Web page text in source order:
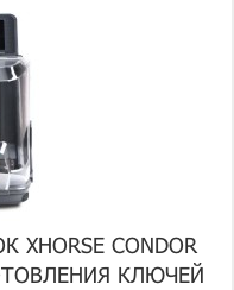
CONDOR
КЛЮЧЕЙ